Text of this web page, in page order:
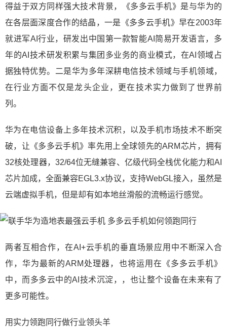
得益于双方同样强大技术背景，《多多云手机》是与华为的
在各层面深度合作的结晶，一是《多多云手机》早在2003年
就进军AI行业，研发出中国第一款智能AI简易开发语言，多
年的AI技术研发积累与集团多业务的商业模式，在AI领域占
据独特优势。二是华为多年深耕电信技术领域与手机领域，
在行业方面不仅是龙头企业，更在技术实力做到了世界前
列。
华为在电信设备上多年技术沉积，以及手机市场技术不断突
破，让《多多云手机》率先用上全球领先的ARM芯片，拥有
32核处理器，32/64位无缝兼容、亿级代码全栈优化能力和AI
芯片加成，全面兼容EGL3.x协议，支持WebGL接入，虽然是
云端虚拟手机，但是却有如本地丝滑般的流畅运行感觉。
两者互相合作，在AI+云手机的垂直场景应用中不断深入合
作，华为最新的ARM处理器，也将运用在《多多云手机》
中，而多多云中的AI技术沉淀，，也让整个设备在未来有了
更多可能性。
用实力领跑同行做行业领头羊